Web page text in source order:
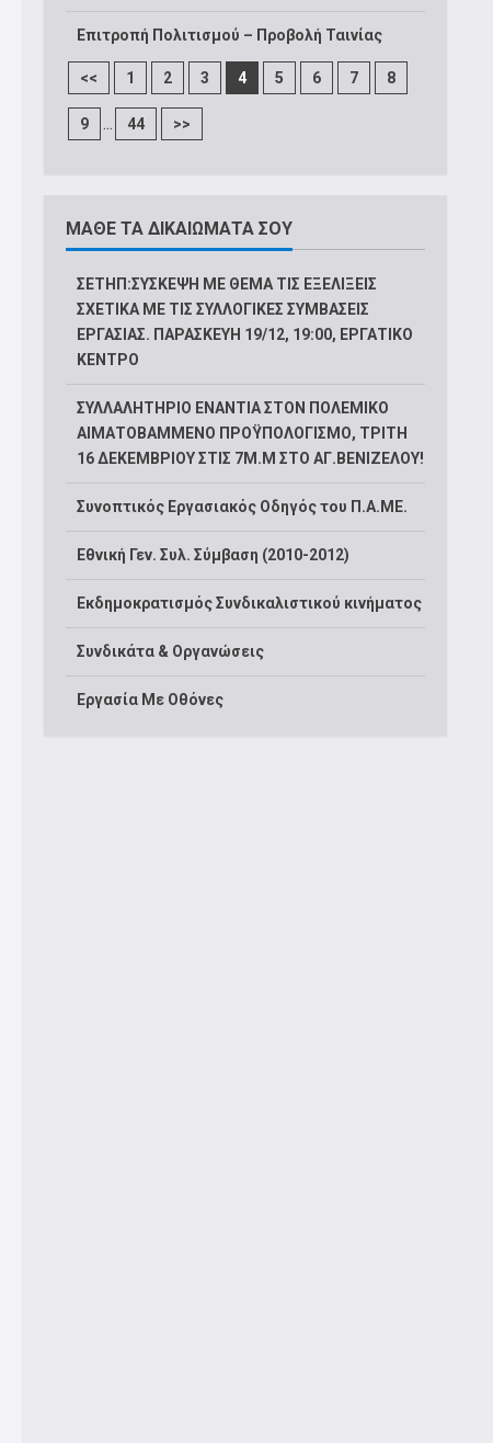
Επιτροπή Πολιτισμού – Προβολή Ταινίας
<< 1 2 3 4 5 6 7 8
9 44 >>
ΜΑΘΕ ΤΑ ΔΙΚΑΙΩΜΑΤΑ ΣΟΥ
ΣΕΤΗΠ:ΣΥΣΚΕΨΗ ΜΕ ΘΕΜΑ ΤΙΣ ΕΞΕΛΙΞΕΙΣ
ΣΧΕΤΙΚΑ ΜΕ ΤΙΣ ΣΥΛΛΟΓΙΚΕΣ ΣΥΜΒΑΣΕΙΣ
ΕΡΓΑΣΙΑΣ. ΠΑΡΑΣΚΕΥΗ 19/12, 19:00, ΕΡΓΑΤΙΚΟ
ΚΕΝΤΡΟ
ΣΥΛΛΑΛΗΤΗΡΙΟ ΕΝΑΝΤΙΑ ΣΤΟΝ ΠΟΛΕΜΙΚΟ
ΑΙΜΑΤΟΒΑΜΜΕΝΟ ΠΡΟΫΠΟΛΟΓΙΣΜΟ, ΤΡΙΤΗ
16 ΔΕΚΕΜΒΡΙΟΥ ΣΤΙΣ 7Μ.Μ ΣΤΟ ΑΓ.ΒΕΝΙΖΕΛΟΥ!
Συνοπτικός Εργασιακός Οδηγός του Π.Α.ΜΕ.
Εθνική Γεν. Συλ. Σύμβαση (2010-2012)
Εκδημοκρατισμός Συνδικαλιστικού κινήματος
Συνδικάτα & Οργανώσεις
Εργασία Με Οθόνες